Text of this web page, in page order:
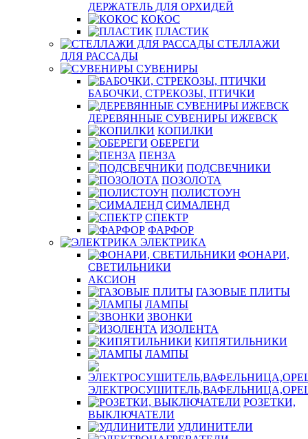
ДЕРЖАТЕЛЬ ДЛЯ ОРХИДЕЙ
КОКОС
ПЛАСТИК
СТЕЛЛАЖИ
ДЛЯ РАССАДЫ
СУВЕНИРЫ
БАБОЧКИ, СТРЕКОЗЫ, ПТИЧКИ
ДЕРЕВЯННЫЕ СУВЕНИРЫ ИЖЕВСК
КОПИЛКИ
ОБЕРЕГИ
ПЕНЗА
ПОДСВЕЧНИКИ
ПОЗОЛОТА
ПОЛИСТОУН
СИМАЛЕНД
СПЕКТР
ФАРФОР
ЭЛЕКТРИКА
ФОНАРИ,
СВЕТИЛЬНИКИ
АКСИОН
ГАЗОВЫЕ ПЛИТЫ
ЛАМПЫ
ЗВОНКИ
ИЗОЛЕНТА
КИПЯТИЛЬНИКИ
ЛАМПЫ
РОЗЕТКИ,
ВЫКЛЮЧАТЕЛИ
УДЛИНИТЕЛИ